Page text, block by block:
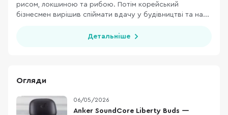
рисом, локшиною та рибою. Потім корейський
бізнесмен вирішив спіймати вдачу у будівництві та на...
Детальніше
Огляди
06/05/2026
Anker SoundCore Liberty Buds —